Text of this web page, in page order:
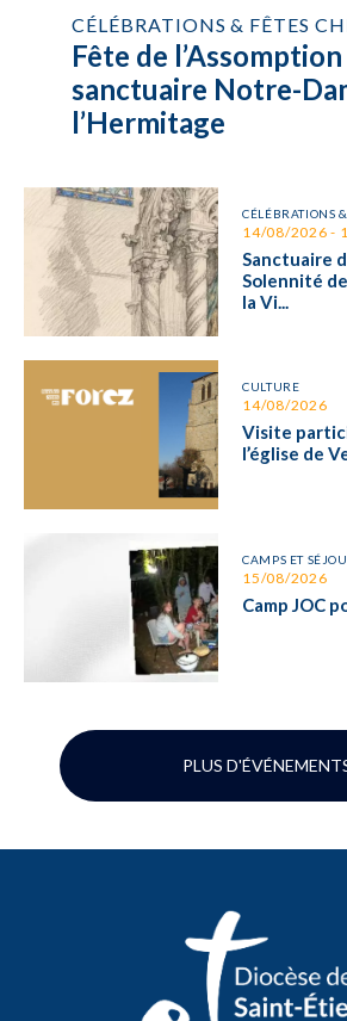
PLUS
CÉLÉBRATIONS & FÊTES
Fête de l’Assomption
sanctuaire Notre-
l’Hermitage
CÉLÉBRATIONS
14/08/2026 -
Sanctuaire
Solennité
la Vi...
CULTURE
14/08/2026
Visite
l’église de
CAMPS ET
15/08/2026
Camp JOC